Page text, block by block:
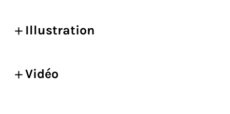
Illustration
Vidéo